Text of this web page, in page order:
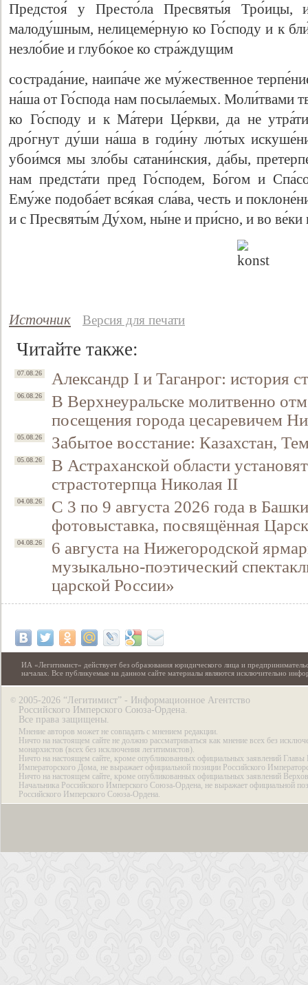
Предстоя́ у Престо́ла Пресвяты́я Тро́ицы,
малоду́шным, нелицеме́рную ко Го́споду и к
незло́бие и глубо́кое ко стра́ждущим
сострада́ние, наипа́че же му́жественное
на́ша от Го́спода нам посыла́емых. Моли́твами
ко Го́споду и к Ма́тери Це́ркви, да не
дро́гнут ду́ши на́ша в годи́ну лю́тых
убои́мся мы зло́бы сатани́нския, да́бы,
нам предста́ти пред Го́сподем, Бо́гом и
Ему́же подоба́ет вся́кая сла́ва, честь и
и с Пресвяты́м Ду́хом, ны́не и при́сно, и во ве́ки
Источник Версия для печати
Читайте также:
07.08.26 Александр I и Таганрог: история
06.08.26
В Верхнеуральске молитвенно
посещения города цесаревичем
05.08.26 Забытое восстание: Казахстан,
05.08.26
В Астраханской области
страстотерпца Николая II
04.08.26
С 3 по 9 августа 2026 года в
фотовыставка, посвящённая
04.08.26
6 августа на Нижегородской
музыкально-поэтический
царской России»
ИА «Легитимист» действует без образования юридического лица и
началах. Все публикуемые на данном сайте материалы являются исключительно
© 2005-2026 “Легитимист” - Информационное Агентство
Российского Имперского Союза-Ордена.
Все права защищены.
Мнение авторов может не совпадать с мнением редакции.
Ничто на настоящем сайте не должно рассматриваться как мнение всех без
монархистов (всех без исключения легитимистов).
Ничто на настоящем сайте, кроме опубликованных официальных заявлений Главы
Императорского Дома, не выражает официальной позиции Российского
Ничто на настоящем сайте, кроме опубликованных официальных заявлений
Начальника Российского Имперского Союза-Ордена, не выражает официальной
Российского Имперского Союза-Ордена.